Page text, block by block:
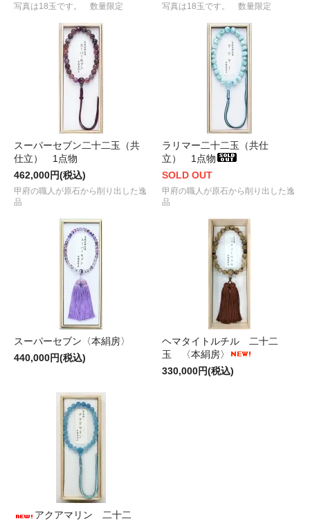
写真は18玉です。 数量限定 写真は18玉です。 数量限定
スーパーセブン二十二玉（共
仕立） 1点物
462,000円(税込)
甲府の職人が原石から削り出した逸
品
ラリマー二十二玉（共仕
立） 1点物
SOLD OUT
甲府の職人が原石から削り出した逸
品
スーパーセブン〈本絹房〉
440,000円(税込)
ヘマタイトルチル 二十二
玉 〈本絹房〉
330,000円(税込)
アクアマリン 二十二